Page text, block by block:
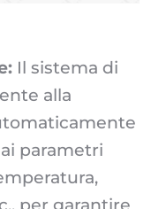
Il sistema di
alla
parametri